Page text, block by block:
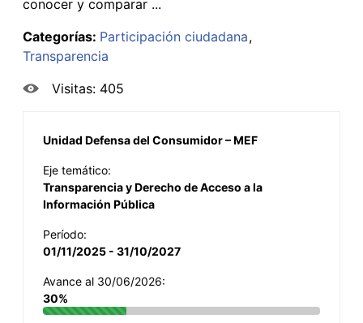
conocer y comparar ...
Categorías: Participación ciudadana
Transparencia
Visitas: 405
Unidad Defensa del Consumidor – MEF
Eje temático:
Transparencia y Derecho de Acceso a la
Información Pública
Período:
01/11/2025 - 31/10/2027
Avance al 30/06/2026:
30%